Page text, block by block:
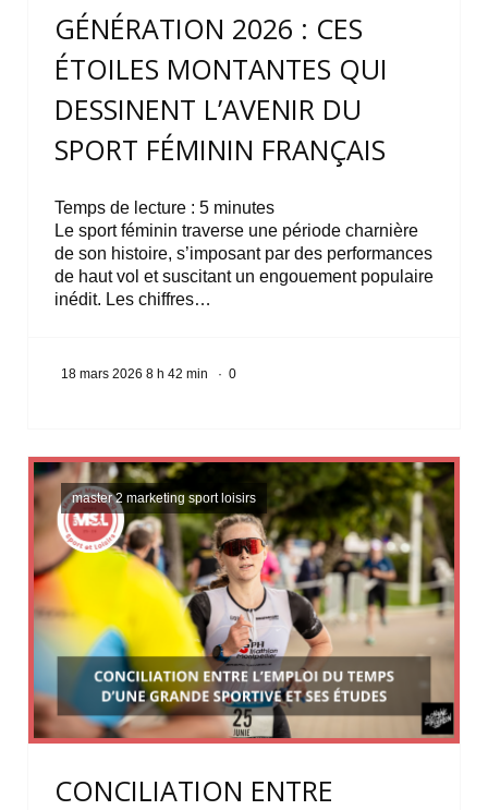
GÉNÉRATION 2026 : CES
ÉTOILES MONTANTES QUI
DESSINENT L’AVENIR DU
SPORT FÉMININ FRANÇAIS
Temps de lecture : 5 minutes
Le sport féminin traverse une période charnière
de son histoire, s’imposant par des performances
de haut vol et suscitant un engouement populaire
inédit. Les chiffres…
18 mars 2026 8 h 42 min · 0
master 2 marketing sport loisirs
CONCILIATION ENTRE